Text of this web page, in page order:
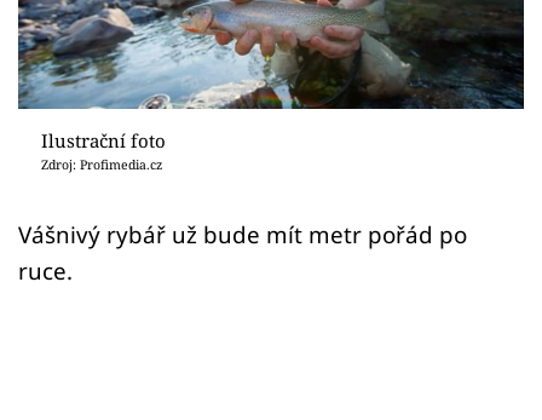
Sledujte prima+
Přihlášení
Ilustrační foto
Zdroj: Profimedia.cz
Vášnivý rybář už bude mít metr pořád po
ruce.